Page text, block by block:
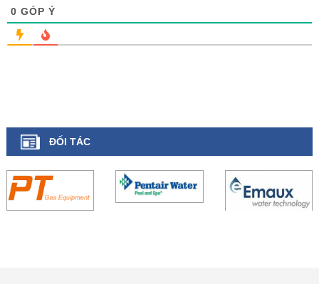
0 GÓP Ý
ĐỐI TÁC